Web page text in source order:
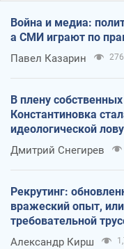
Война и медиа:
а СМИ играют по
Павел Казарин 276
В плену
Константиновка
идеологической
оккупантов
Дмитрий Снегирев
Рекрутинг:
вражеский опыт,
требовательной
Александр Кирш